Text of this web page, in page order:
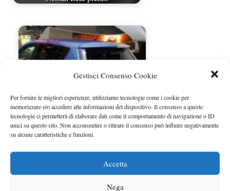
Gestisci Consenso Cookie
Per fornire le migliori esperienze, utilizziamo tecnologie come i cookie per
memorizzare e/o accedere alle informazioni del dispositivo. Il consenso a queste
tecnologie ci permetterà di elaborare dati come il comportamento di navigazione o ID
unici su questo sito. Non acconsentire o ritirare il consenso può influire negativamente
su alcune caratteristiche e funzioni.
Accetta
Nega
Nissan Leaf sarà prodotta anche in